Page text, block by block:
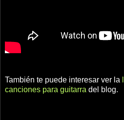
También te puede interesar ver la
canciones para guitarra del blog.